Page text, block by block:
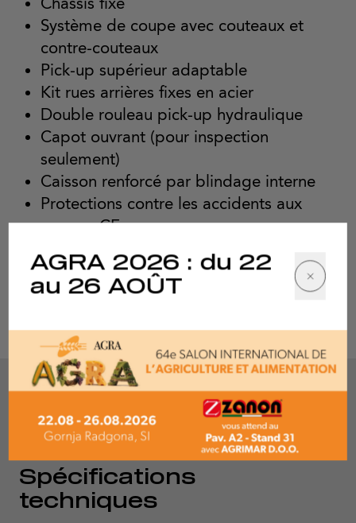
Système de coupe avec couteaux et
contre-couteaux
Pick-up supérieur adaptable
Kit rues arrières fixes en acier
Double rouleau pick-up hydraulique
Capot ouvrant (pour inspection
seulement)
Caisson renforcé par blindage interne
Protections contre les accidents aux
normes CE
Sur demande
Spécifications
techniques
AGRA 2026 : du 22
au 26 AOÛT